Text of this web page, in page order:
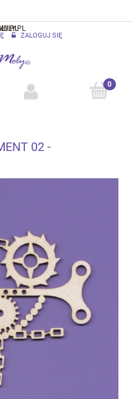
ZALOGUJ SIĘ
02 -